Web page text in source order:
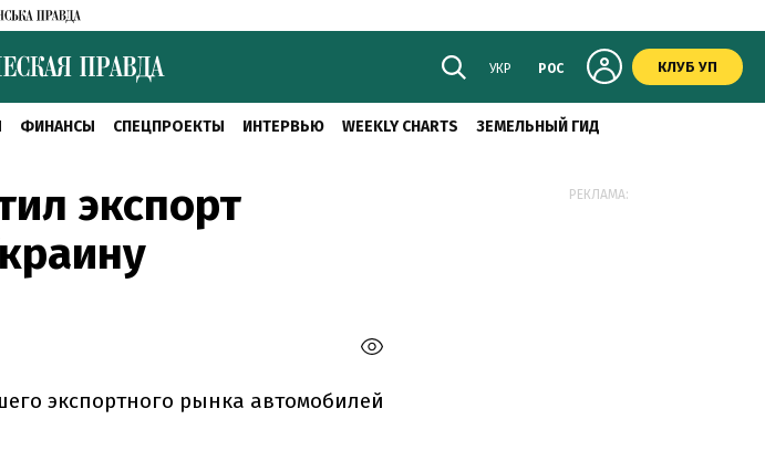
УКР РОС КЛУБ УП
ФИНАНСЫ СПЕЦПРОЕКТЫ ИНТЕРВЬЮ WEEKLY CHARTS ЗЕМЕЛЬНЫЙ ГИД
экспорт
экспортного рынка автомобилей
РЕКЛАМА: